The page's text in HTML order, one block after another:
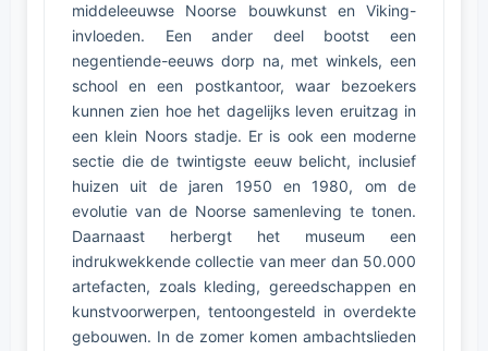
middeleeuwse Noorse bouwkunst en Viking-
invloeden. Een ander deel bootst een
negentiende-eeuws dorp na, met winkels, een
school en een postkantoor, waar bezoekers
kunnen zien hoe het dagelijks leven eruitzag in
een klein Noors stadje. Er is ook een moderne
sectie die de twintigste eeuw belicht, inclusief
huizen uit de jaren 1950 en 1980, om de
evolutie van de Noorse samenleving te tonen.
Daarnaast herbergt het museum een
indrukwekkende collectie van meer dan 50.000
artefacten, zoals kleding, gereedschappen en
kunstvoorwerpen, tentoongesteld in overdekte
gebouwen. In de zomer komen ambachtslieden